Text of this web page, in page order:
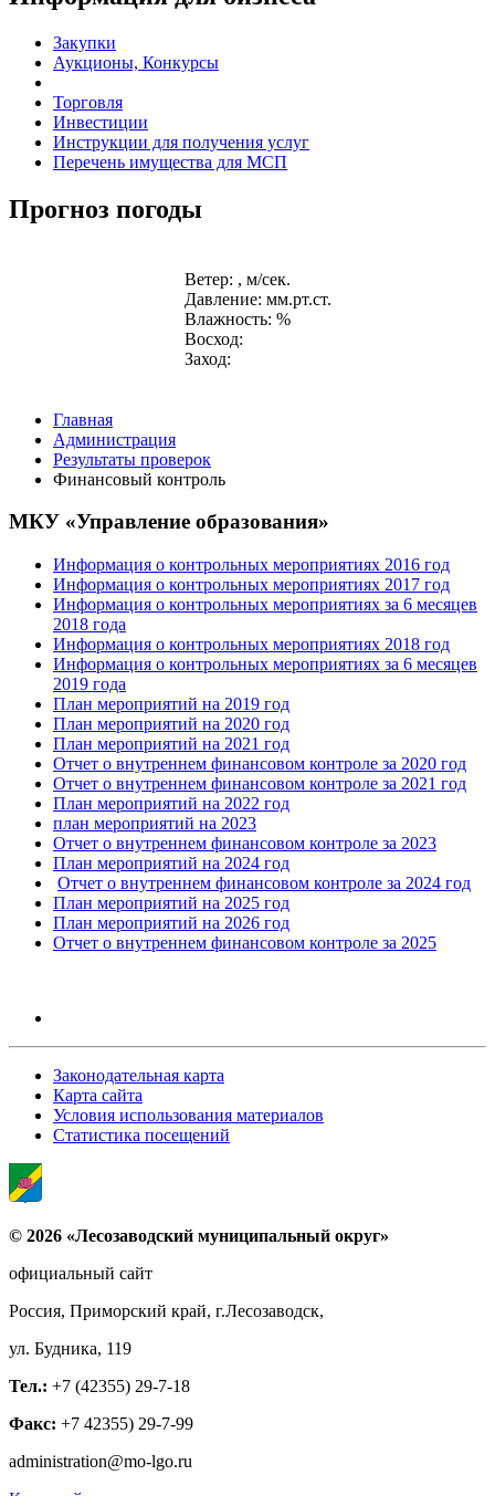
Закупки
Аукционы, Конкурсы
Торговля
Инвестиции
Инструкции для получения услуг
Перечень имущества для МСП
Прогноз погоды
Ветер: , м/сек.
Давление: мм.рт.ст.
Влажность: %
Восход:
Заход:
Главная
Администрация
Результаты проверок
Финансовый контроль
МКУ «Управление образования»
Информация о контрольных мероприятиях 2016 год
Информация о контрольных мероприятиях 2017 год
Информация о контрольных мероприятиях за 6 месяцев
2018 года
Информация о контрольных мероприятиях 2018 год
Информация о контрольных мероприятиях за 6 месяцев
2019 года
План мероприятий на 2019 год
План мероприятий на 2020 год
План мероприятий на 2021 год
Отчет о внутреннем финансовом контроле за 2020 год
Отчет о внутреннем финансовом контроле за 2021 год
План мероприятий на 2022 год
план мероприятий на 2023
Отчет о внутреннем финансовом контроле за 2023
План мероприятий на 2024 год
Отчет о внутреннем финансовом контроле за 2024 год
План мероприятий на 2025 год
План мероприятий на 2026 год
Отчет о внутреннем финансовом контроле за 2025
Законодательная карта
Карта сайта
Условия использования материалов
Статистика посещений
© 2026 «Лесозаводский муниципальный округ»
официальный сайт
Россия, Приморский край, г.Лесозаводск,
ул. Будника, 119
Тел.: +7 (42355) 29-7-18
Факс: +7 42355) 29-7-99
administration@mo-lgo.ru